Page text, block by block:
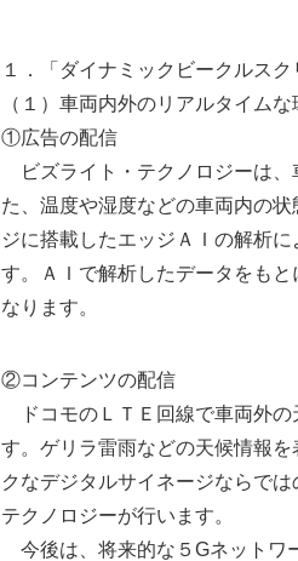
１．「ダイナミックビークルス
（１）車両内外のリアルタイ
①広告の配信
ビズライト・テクノロジーは、
た、温度や湿度などの車両内の
ジに搭載したエッジＡＩの解析
す。ＡＩで解析したデータをも
なります。
②コンテンツの配信
ドコモのＬＴＥ回線で車両外の
す。ゲリラ雷雨などの天候情報
クなデジタルサイネージならで
テクノロジーが行います。
今後は、将来的な５Gネット